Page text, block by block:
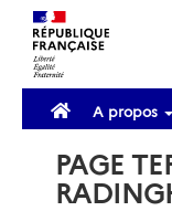
A propos
PAGE